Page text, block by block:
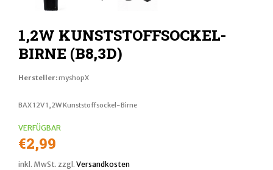
1,2W KUNSTSTOFFSOCKEL-
BIRNE (B8,3D)
Hersteller:myshopX
BAX12V 1,2W Kunststoffsockel-Birne
VERFÜGBAR
Normaler
Preis
€2,99
inkl. MwSt. zzgl. Versandkosten